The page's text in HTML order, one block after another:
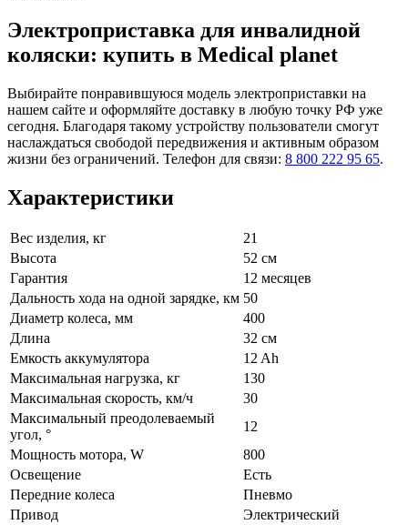
Электроприставка для инвалидной
коляски: купить в Medical planet
Выбирайте понравившуюся модель электроприставки на
нашем сайте и оформляйте доставку в любую точку РФ уже
сегодня. Благодаря такому устройству пользователи смогут
наслаждаться свободой передвижения и активным образом
жизни без ограничений. Телефон для связи: 8 800 222 95 65.
Характеристики
Вес изделия, кг
21
Высота
52 см
Гарантия
12 месяцев
Дальность хода на одной зарядке, км 50
Диаметр колеса, мм
400
Длина
32 см
Емкость аккумулятора
12 Ah
Максимальная нагрузка, кг
130
Максимальная скорость, км/ч
30
Максимальный преодолеваемый
угол, °
12
Мощность мотора, W
800
Освещение
Есть
Передние колеса
Пневмо
Привод
Электрический